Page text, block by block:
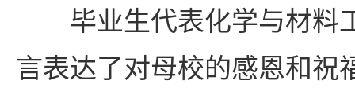
毕业生代表化学与材料
言表达了对母校的感恩和祝